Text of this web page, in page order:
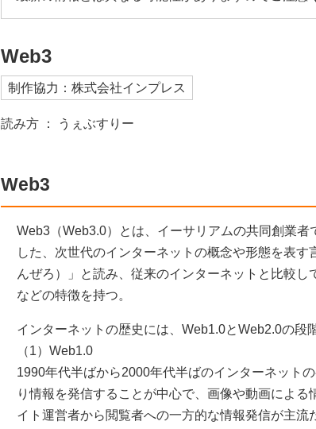
Web3
制作協力：株式会社インプレス
読み方 ： うぇぶすりー
Web3
Web3（Web3.0）とは、イーサリアムの共同創業
した、次世代のインターネットの概念や形態を表
んぜろ）」と読み、従来のインターネットと比較し
などの特徴を持つ。
インターネットの歴史には、Web1.0とWeb2.0の段
（1）Web1.0
1990年代半ばから2000年代半ばのインターネット
り情報を発信することが中心で、画像や動画によ
イト運営者から閲覧者への一方的な情報発信が主流